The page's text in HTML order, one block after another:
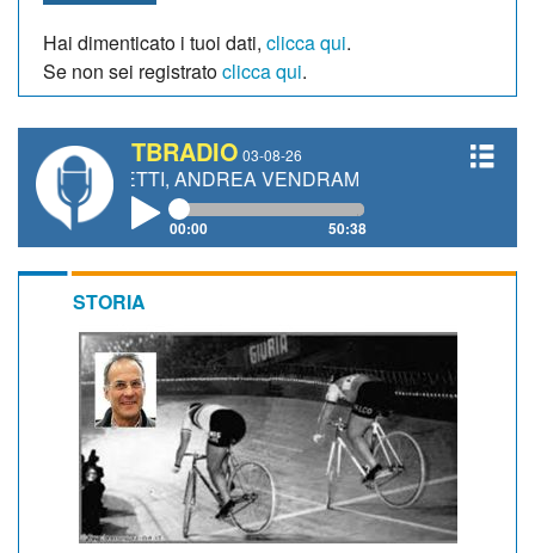
Hai dimenticato i tuoi dati, clicca qui.
Se non sei registratoclicca qui.
TBRADIO 03-08-26
ANDREA VENDRAME, FILIPPO FIORELLI
00:00 50:38
STORIA